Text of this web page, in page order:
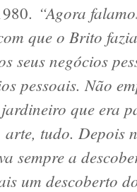
“Agora
que o Brito
seus negócios
pessoais. Não
que era
tudo. Depois
sempre a
um descoberto